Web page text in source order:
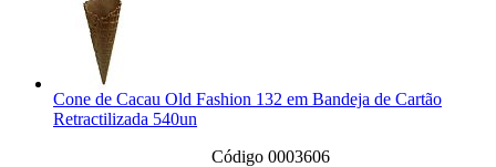
Cone de Cacau Old Fashion 132 em Bandeja de Cartão
Retractilizada 540un
Código 0003606